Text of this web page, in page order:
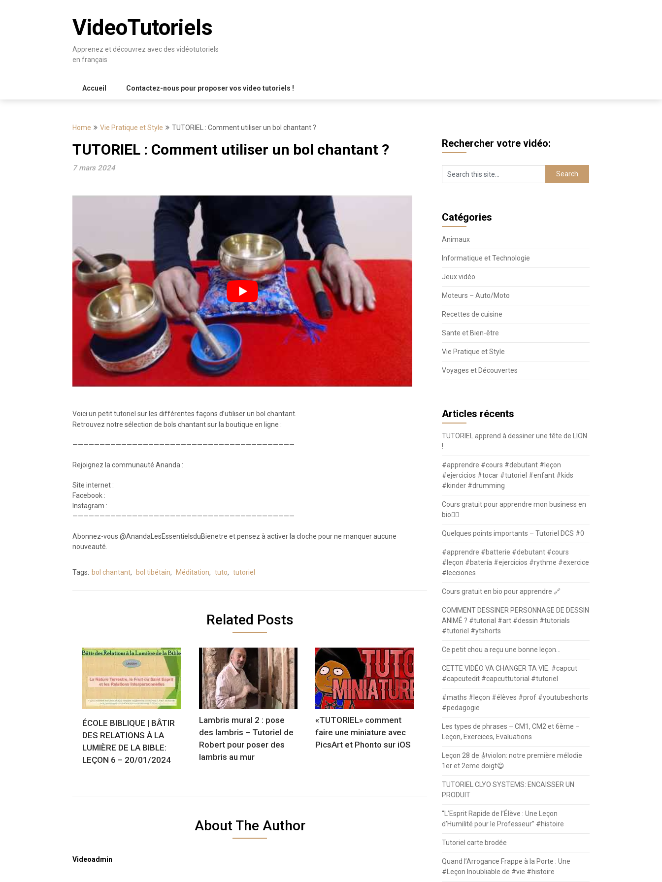
VideoTutoriels
Apprenez et découvrez avec des vidéotutoriels
en français
Accueil Contactez-nous pour proposer vos video tutoriels !
Home Vie Pratique et Style TUTORIEL : Comment utiliser un bol chantant ?
TUTORIEL : Comment utiliser un bol chantant ?
7 mars 2024
Voici un petit tutoriel sur les différentes façons d’utiliser un bol chantant.
Retrouvez notre sélection de bols chantant sur la boutique en ligne :
—————————————————————————————————————————
Rejoignez la communauté Ananda :
Site internet :
Facebook :
Instagram :
—————————————————————————————————————————
Abonnez-vous @AnandaLesEssentielsduBienetre et pensez à activer la cloche pour ne manquer aucune
nouveauté.
Tags: bol chantant, bol tibétain, Méditation, tuto, tutoriel
Related Posts
ÉCOLE BIBLIQUE | BÂTIR
DES RELATIONS À LA
LUMIÈRE DE LA BIBLE:
LEÇON 6 – 20/01/2024
Lambris mural 2 : pose
des lambris – Tutoriel de
Robert pour poser des
lambris au mur
«TUTORIEL» comment
faire une miniature avec
PicsArt et Phonto sur iOS
About The Author
Videoadmin
Rechercher votre vidéo:
Catégories
Animaux
Informatique et Technologie
Jeux vidéo
Moteurs – Auto/Moto
Recettes de cuisine
Sante et Bien-être
Vie Pratique et Style
Voyages et Découvertes
Articles récents
TUTORIEL apprend à dessiner une tête de LION
!
#apprendre #cours #debutant #leçon
#ejercicios #tocar #tutoriel #enfant #kids
#kinder #drumming
Cours gratuit pour apprendre mon business en
bio⛓️‍💥
Quelques points importants – Tutoriel DCS #0
#apprendre #batterie #debutant #cours
#leçon #batería #ejercicios #rythme #exercice
#lecciones
Cours gratuit en bio pour apprendre 🔗
COMMENT DESSINER PERSONNAGE DE DESSIN
ANIMÉ ? #tutorial #art #dessin #tutorials
#tutoriel #ytshorts
Ce petit chou a reçu une bonne leçon…
CETTE VIDÉO VA CHANGER TA VIE. #capcut
#capcutedit #capcuttutorial #tutoriel
#maths #leçon #élèves #prof #youtubeshorts
#pedagogie
Les types de phrases – CM1, CM2 et 6ème –
Leçon, Exercices, Evaluations
Leçon 28 de 🎻violon: notre première mélodie
1er et 2eme doigt😄
TUTORIEL CLYO SYSTEMS: ENCAISSER UN
PRODUIT
“L’Esprit Rapide de l’Élève : Une Leçon
d’Humilité pour le Professeur” #histoire
Tutoriel carte brodée
Quand l’Arrogance Frappe à la Porte : Une
#Leçon Inoubliable de #vie #histoire